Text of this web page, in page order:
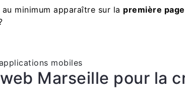
minimum apparaître sur la première
Marseille pour la